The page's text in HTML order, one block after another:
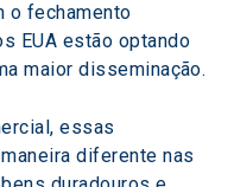
o fechamento
EUA estão optando
maior disseminação.
essas
diferente nas